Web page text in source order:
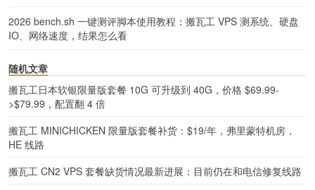
2026 bench.sh 一键测评脚本使用教程：搬瓦工 VPS 测系统、硬盘
IO、网络速度，结果怎么看
随机文章
搬瓦工日本软银限量版套餐 10G 可升级到 40G，价格 $69.99-
>$79.99，配置翻 4 倍
搬瓦工 MINICHICKEN 限量版套餐补货：$19/年，弗里蒙特机房，
HE 线路
搬瓦工 CN2 VPS 套餐缺货情况最新进展：目前仍在和电信修复线路